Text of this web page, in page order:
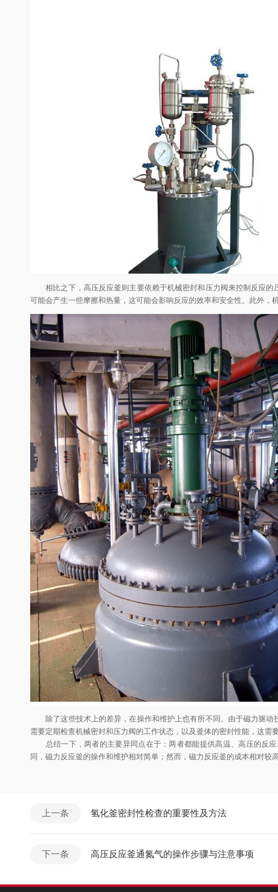
相比之下，高压反应釜则主要依赖于机械密封和压力阀来控制反应的
可能会产生一些摩擦和热量，这可能会影响反应的效率和安全性。此外，
除了这些技术上的差异，在操作和维护上也有所不同。由于磁力驱动
需要定期检查机械密封和压力阀的工作状态，以及釜体的密封性能，这需
总结一下，两者的主要异同点在于：两者都能提供高温、高压的反应
同，磁力反应釜的操作和维护相对简单；然而，磁力反应釜的成本相对较
上一条 氢化釜密封性检查的重要性及方法
下一条 高压反应釜通氮气的操作步骤与注意事项